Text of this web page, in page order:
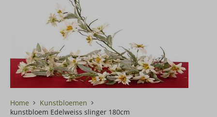
Home
Kunstbloemen
kunstbloem Edelweiss slinger 180cm